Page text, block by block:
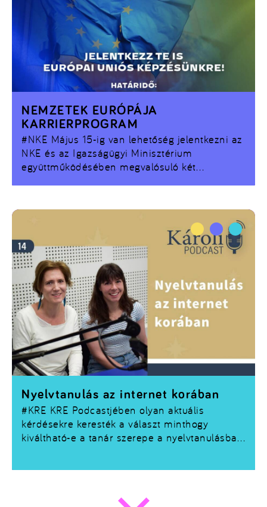
#NKE Május 15-ig van lehetőség jelentkezni az
NKE és az Igazságügyi Minisztérium
együttműködésében megvalósuló két
NEMZETEK EURÓPÁJA
KARRIERPROGRAM
#KRE KRE Podcastjében olyan aktuális
kérdésekre keresték a választ minthogy
kiváltható-e a tanár szerepe a nyelvtanulásban
Nyelvtanulás az internet korában